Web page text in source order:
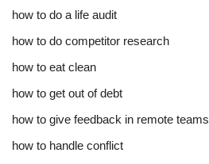
how to do a life audit
how to do competitor research
how to eat clean
how to get out of debt
how to give feedback in remote teams
how to handle conflict